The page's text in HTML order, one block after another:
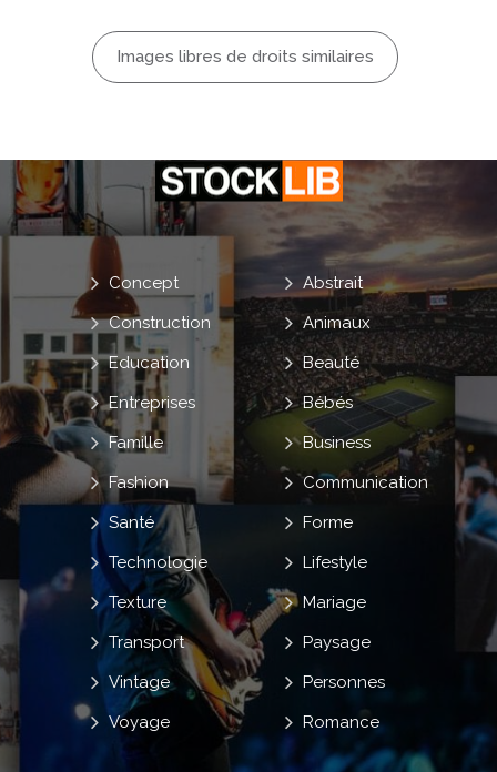
Images libres de droits similaires
Abstrait
Animaux
Beauté
Bébés
Business
Communication
Concept
Construction
Education
Entreprises
Famille
Fashion
Forme
Lifestyle
Mariage
Paysage
Personnes
Romance
Santé
Technologie
Texture
Transport
Vintage
Voyage